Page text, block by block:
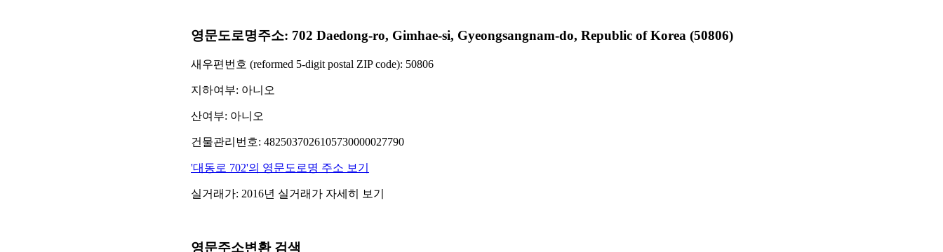
영문도로명주소: 702 Daedong-ro, Gimhae-si, Gyeongsangnam-do, Republic of Korea (50806)
새우편번호 (reformed 5-digit postal ZIP code): 50806
지하여부: 아니오
산여부: 아니오
건물관리번호: 4825037026105730000027790
'대동로 702'의 영문도로명 주소 보기
실거래가: 2016년 실거래가 자세히 보기
영문주소변환 검색